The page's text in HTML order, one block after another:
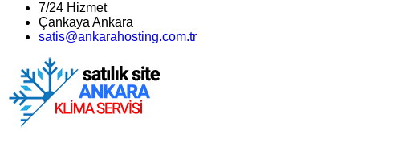
7/24 Hizmet
Çankaya Ankara
satis@ankarahosting.com.tr